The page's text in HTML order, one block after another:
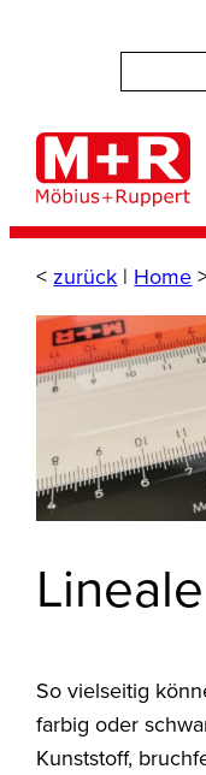
< zurück | Home
Lineale
So vielseitig
farbig oder
Kunststoff,